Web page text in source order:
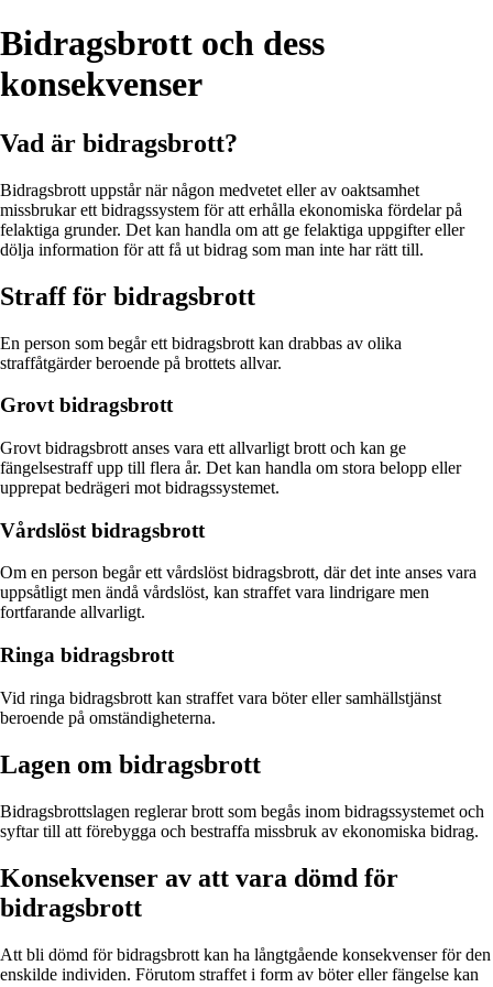
Bidragsbrott och dess
konsekvenser
Vad är bidragsbrott?
Bidragsbrott uppstår när någon medvetet eller av oaktsamhet
missbrukar ett bidragssystem för att erhålla ekonomiska fördelar på
felaktiga grunder. Det kan handla om att ge felaktiga uppgifter eller
dölja information för att få ut bidrag som man inte har rätt till.
Straff för bidragsbrott
En person som begår ett bidragsbrott kan drabbas av olika
straffåtgärder beroende på brottets allvar.
Grovt bidragsbrott
Grovt bidragsbrott anses vara ett allvarligt brott och kan ge
fängelsestraff upp till flera år. Det kan handla om stora belopp eller
upprepat bedrägeri mot bidragssystemet.
Vårdslöst bidragsbrott
Om en person begår ett vårdslöst bidragsbrott, där det inte anses vara
uppsåtligt men ändå vårdslöst, kan straffet vara lindrigare men
fortfarande allvarligt.
Ringa bidragsbrott
Vid ringa bidragsbrott kan straffet vara böter eller samhällstjänst
beroende på omständigheterna.
Lagen om bidragsbrott
Bidragsbrottslagen reglerar brott som begås inom bidragssystemet och
syftar till att förebygga och bestraffa missbruk av ekonomiska bidrag.
Konsekvenser av att vara dömd för
bidragsbrott
Att bli dömd för bidragsbrott kan ha långtgående konsekvenser för den
enskilde individen. Förutom straffet i form av böter eller fängelse kan